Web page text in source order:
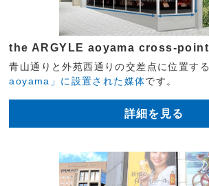
the ARGYLE aoyama cross-point
青山通りと外苑西通りの交差点に位置する
aoyama」に設置された媒体です。
詳細を見る